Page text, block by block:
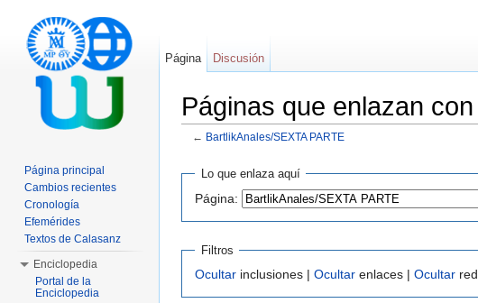
Páginas que enlazan
← BartlikAnales/SEXTA PARTE
Lo que enlaza aquí
Página:
Filtros
Ocultar inclusiones | Ocultar enlaces | Ocultar
Página Discusión
Página principal
Cambios recientes
Cronología
Efemérides
Textos de Calasanz
Enciclopedia
Portal de la
Enciclopedia